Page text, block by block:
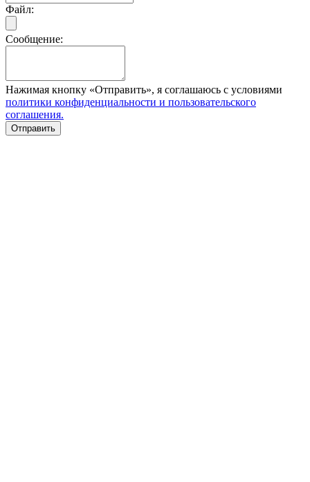
Файл:
Сообщение:
Нажимая кнопку «Отправить», я соглашаюсь с условиями
политики конфиденциальности и пользовательского
соглашения.
Отправить